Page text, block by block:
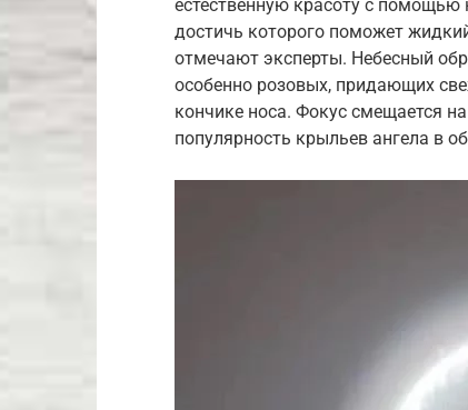
естественную красоту с помощью
достичь которого поможет
отмечают эксперты. Небесный
особенно розовых, придающих
кончике носа. Фокус смещается
популярность крыльев ангела в